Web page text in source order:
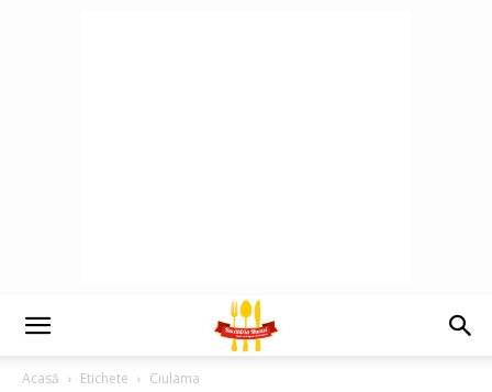
Acasă Etichete Ciulama